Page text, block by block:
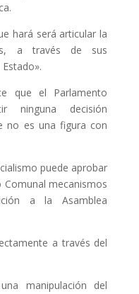
hará será articular la
a través de sus
que el Parlamento
ninguna decisión
no es una figura con
puede aprobar
mecanismos
a la Asamblea
a través del
manipulación del